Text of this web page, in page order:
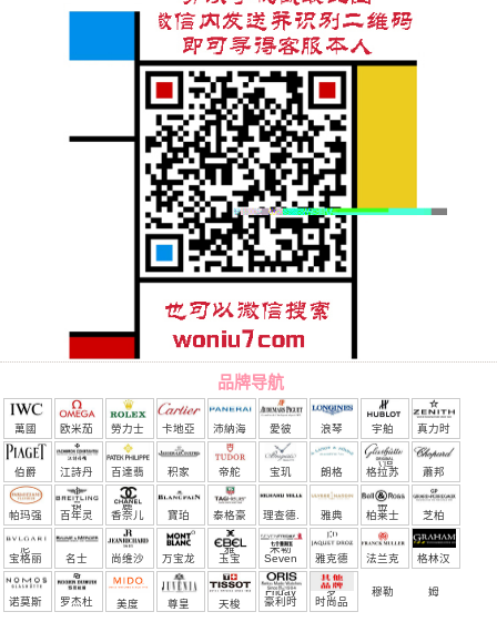
品牌导航
萬國 欧米茄 勞力士 卡地亞 沛納海 愛彼 浪琴 宇舶
（恒
宝）
真力时
伯爵 江詩丹
頓
百達翡
麗
积家 帝舵 宝玑 朗格 格拉苏
蒂
蕭邦
帕玛强
尼
百年灵 香奈儿 寶珀 泰格豪
雅
理查德.
米勒
雅典 柏莱士 芝柏
宝格丽 名士 尚维沙 万宝龙 玉宝 Seven
Friday
雅克德
罗
法兰克
穆勒
格林汉
姆
诺莫斯
罗杰杜 美度 尊皇 天梭 豪利时 时尚品